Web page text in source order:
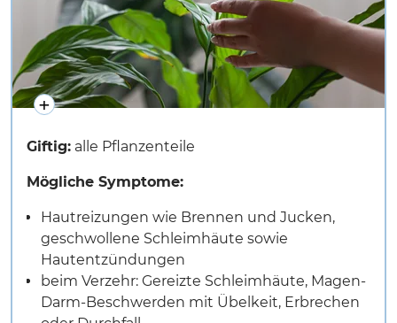
Giftig: alle Pflanzenteile
Mögliche Symptome:
Hautreizungen wie Brennen und Jucken,
geschwollene Schleimhäute sowie
Hautentzündungen
beim Verzehr: Gereizte Schleimhäute, Magen-
Darm-Beschwerden mit Übelkeit, Erbrechen